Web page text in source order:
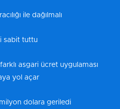
ile dağılmalı
sabit tuttu
asgari ücret uygulaması
yol açar
dolara geriledi